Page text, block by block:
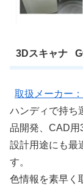
3Dスキャナ
取扱メーカー
ハンディで持ち
品開発、CAD用
設計用途にも最
す。
色情報を素早く